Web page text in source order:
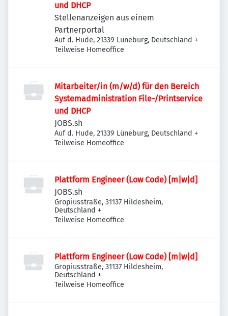
und DHCP
Stellenanzeigen aus einem
Partnerportal
Auf d. Hude, 21339 Lüneburg, Deutschland +
Teilweise Homeoffice
Mitarbeiter/in (m/w/d) für den Bereich
Systemadministration File-/Printservice
und DHCP
JOBS.sh
Auf d. Hude, 21339 Lüneburg, Deutschland +
Teilweise Homeoffice
Plattform Engineer (Low Code) [m|w|d]
JOBS.sh
Gropiusstraße, 31137 Hildesheim,
Deutschland +
Teilweise Homeoffice
Plattform Engineer (Low Code) [m|w|d]
Gropiusstraße, 31137 Hildesheim,
Deutschland +
Teilweise Homeoffice